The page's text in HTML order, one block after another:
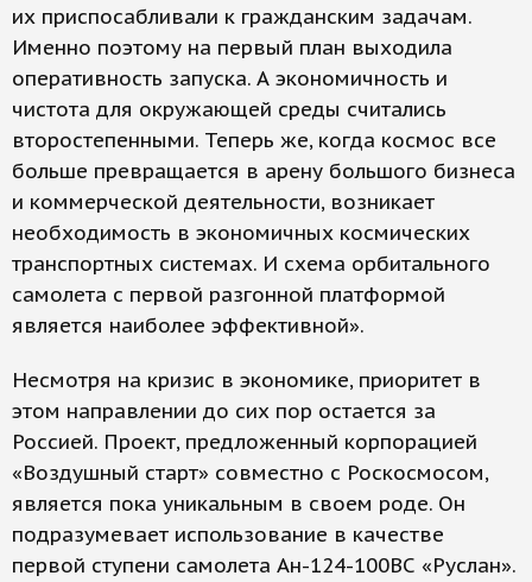
их приспосабливали к гражданским задачам.
Именно поэтому на первый план выходила
оперативность запуска. А экономичность и
чистота для окружающей среды считались
второстепенными. Теперь же, когда космос все
больше превращается в арену большого бизнеса
и коммерческой деятельности, возникает
необходимость в экономичных космических
транспортных системах. И схема орбитального
самолета с первой разгонной платформой
является наиболее эффективной».
Несмотря на кризис в экономике, приоритет в
этом направлении до сих пор остается за
Россией. Проект, предложенный корпорацией
«Воздушный старт» совместно с Роскосмосом,
является пока уникальным в своем роде. Он
подразумевает использование в качестве
первой ступени самолета Ан-124-100ВС «Руслан».